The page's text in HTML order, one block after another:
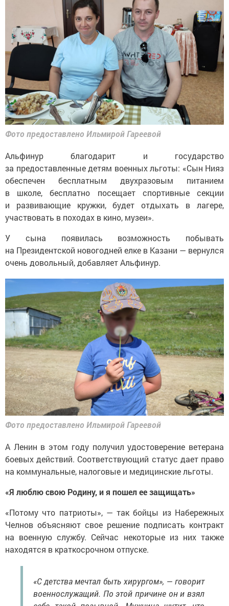
Фото предоставлено Ильмирой Гареевой
Альфинур благодарит и государство
за предоставленные детям военных льготы: «Сын Нияз
обеспечен бесплатным двухразовым питанием
в школе, бесплатно посещает спортивные секции
и развивающие кружки, будет отдыхать в лагере,
участвовать в походах в кино, музеи».
У сына появилась возможность побывать
на Президентской новогодней елке в Казани — вернулся
очень довольный, добавляет Альфинур.
Фото предоставлено Ильмирой Гареевой
А Ленин в этом году получил удостоверение ветерана
боевых действий. Соответствующий статус дает право
на коммунальные, налоговые и медицинские льготы.
«Я люблю свою Родину, и я пошел ее защищать»
«Потому что патриоты», — так бойцы из Набережных
Челнов объясняют свое решение подписать контракт
на военную службу. Сейчас некоторые из них также
находятся в краткосрочном отпуске.
«С детства мечтал быть хирургом», — говорит
военнослужащий. По этой причине он и взял